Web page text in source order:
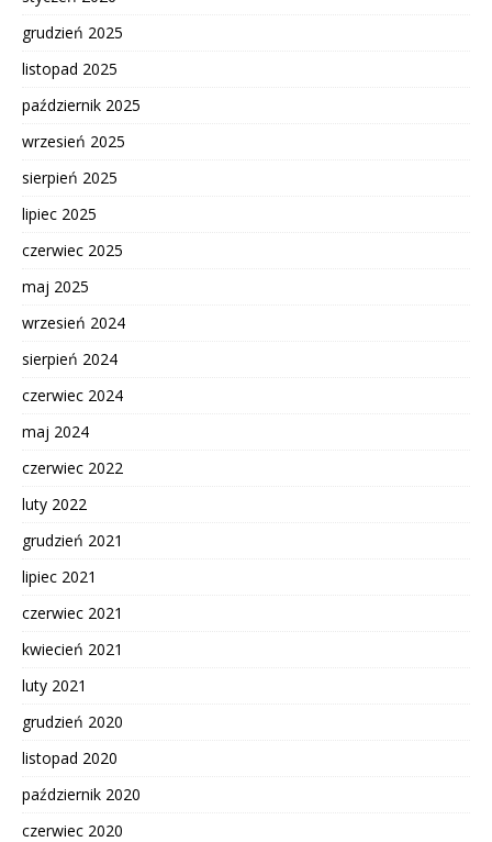
grudzień 2025
listopad 2025
październik 2025
wrzesień 2025
sierpień 2025
lipiec 2025
czerwiec 2025
maj 2025
wrzesień 2024
sierpień 2024
czerwiec 2024
maj 2024
czerwiec 2022
luty 2022
grudzień 2021
lipiec 2021
czerwiec 2021
kwiecień 2021
luty 2021
grudzień 2020
listopad 2020
październik 2020
czerwiec 2020